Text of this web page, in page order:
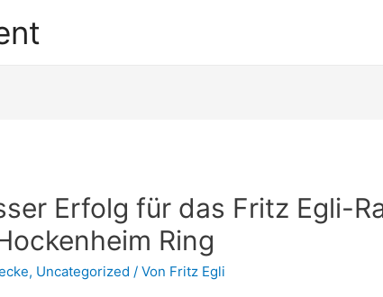
Erfolg für das Fritz Egli-
Ring
, Uncategorized / Von Fritz Egli